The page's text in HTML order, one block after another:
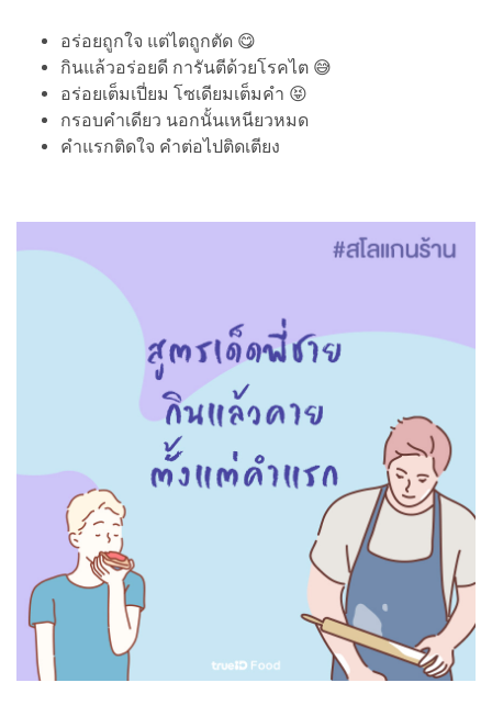
อร่อยถูกใจ แต่ไตถูกตัด 😋
กินแล้วอร่อยดี การันตีด้วยโรคไต 😅
อร่อยเต็มเปี่ยม โซเดียมเต็มคำ 😝
กรอบคำเดียว นอกนั้นเหนียวหมด
คำแรกติดใจ คำต่อไปติดเตียง